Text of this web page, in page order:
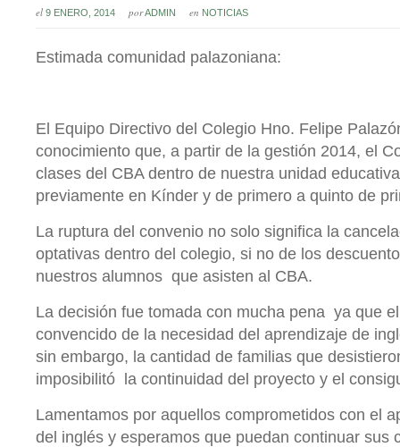
el 9 ENERO, 2014 porADMIN en NOTICIAS
Estimada comunidad palazoniana:
El Equipo Directivo del Colegio Hno. Felipe
conocimiento que, a partir de la gestión 2014, el
clases del CBA dentro de nuestra unidad
previamente en Kínder y de primero a quinto de
La ruptura del convenio no solo significa la
optativas dentro del colegio, si no de los
nuestros alumnos que asisten al CBA.
La decisión fue tomada con mucha pena ya que
convencido de la necesidad del aprendizaje de
sin embargo, la cantidad de familias que
imposibilitó la continuidad del proyecto y el
Lamentamos por aquellos comprometidos con el
del inglés y esperamos que puedan continuar sus